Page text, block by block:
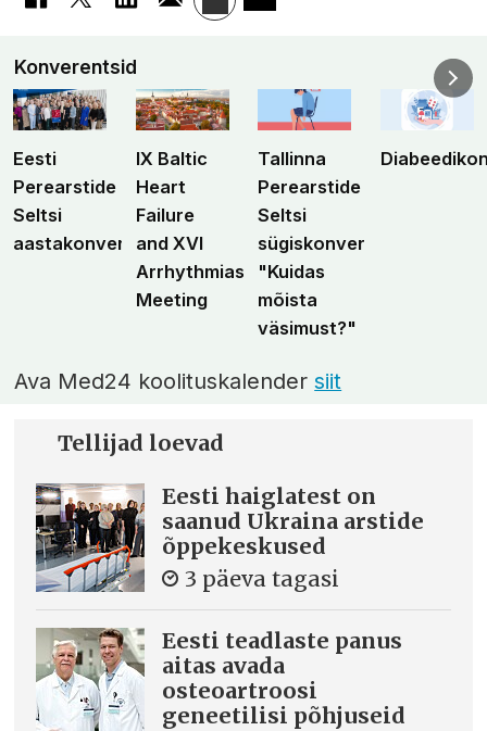
Konverentsid
Eesti
Perearstide
Seltsi
aastakonverents
IX Baltic
Heart
Failure
and XVI
Arrhythmias
Meeting
Tallinna
Perearstide
Seltsi
sügiskonverents
"Kuidas
mõista
väsimust?"
Ava Med24 koolituskalendersiit
Tellijad loevad
Eesti haiglatest on
saanud Ukraina arstide
õppekeskused
3 päeva tagasi
Eesti teadlaste panus
aitas avada
osteoartroosi
geneetilisi põhjuseid